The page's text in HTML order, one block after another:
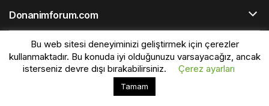
Bu web sitesinde en iyi deneyimi yaşamanızı sağlamak
için çerezler kullanılmaktadır.
Donanimforum.com
© Telif Hakkı 2026, Tüm Hakları Saklıdır.
Bu web sitesi deneyiminizi geliştirmek için çerezler
kullanmaktadır. Bu konuda iyi olduğunuzu varsayacağız, ancak
isterseniz devre dışı bırakabilirsiniz.
Çerez ayarları
Tamam